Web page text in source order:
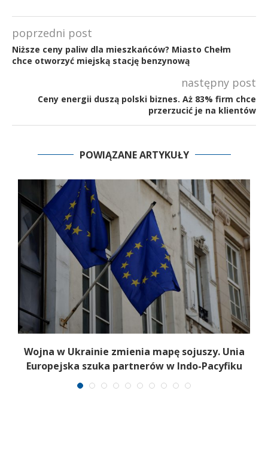
poprzedni post
Niższe ceny paliw dla mieszkańców? Miasto Chełm
chce otworzyć miejską stację benzynową
następny post
Ceny energii duszą polski biznes. Aż 83% firm chce
przerzucić je na klientów
POWIĄZANE ARTYKUŁY
Wojna w Ukrainie zmienia mapę sojuszy. Unia
Europejska szuka partnerów w Indo-Pacyfiku